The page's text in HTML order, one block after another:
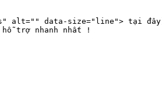
alt="" data-size="line"> tại đây]
hỗ trợ nhanh nhất !